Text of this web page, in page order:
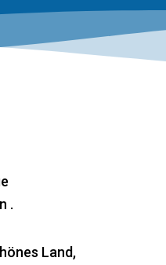
.
Land,